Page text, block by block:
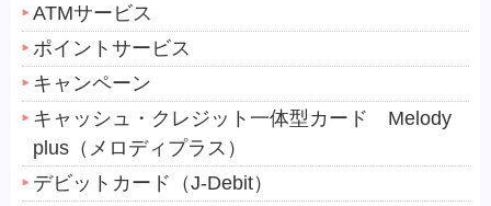
ATMサービス
ポイントサービス
キャンペーン
キャッシュ・クレジット一体型カード Melody
plus（メロディプラス）
デビットカード（J-Debit）